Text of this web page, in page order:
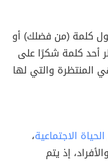
كلمة (من فضلك) أو
أحد كلمة شكرًا على
المنتظرة والتي لها
الحياة الاجتماعية،
إذ يتم